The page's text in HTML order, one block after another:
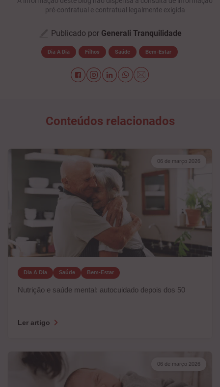
pré-contratual e contratual legalmente exigida
Publicado por Generali Tranquilidade
Dia A Dia Filhos Saúde Bem-Estar
Conteúdos relacionados
06 de março 2026
Dia A Dia Saúde Bem-Estar
Nutrição e saúde mental: autocuidado depois dos 50
Ler artigo
06 de março 2026